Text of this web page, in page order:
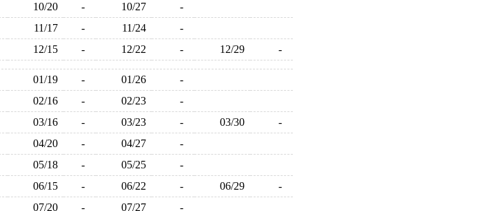
10/20 - 10/27
-
11/17 - 11/24
-
12/15 - 12/22 - 12/29 -
01/19 - 01/26
-
02/16 - 02/23
-
03/16 - 03/23 - 03/30
-
04/20 - 04/27
-
05/18 - 05/25
-
06/15 - 06/22 - 06/29
-
07/20 - 07/27 -